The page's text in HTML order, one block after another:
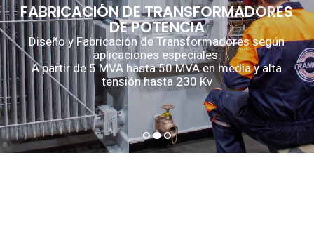
FABRICACIÓN DE TRANSFORMADORES
DE POTENCIA
Diseño y Fabricación de Transformadores según
aplicaciones especiales.
A partir de 5 MVA hasta 50 MVA en media y alta
tensión hasta 230 Kv